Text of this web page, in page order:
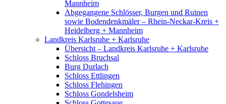
Mannheim
Abgegangene Schlösser, Burgen und Ruinen
sowie Bodendenkmäler – Rhein-Neckar-Kreis +
Heidelberg + Mannheim
Landkreis Karlsruhe + Karlsruhe
Übersicht – Landkreis Karlsruhe + Karlsruhe
Schloss Bruchsal
Burg Durlach
Schloss Ettlingen
Schloss Flehingen
Schloss Gondelsheim